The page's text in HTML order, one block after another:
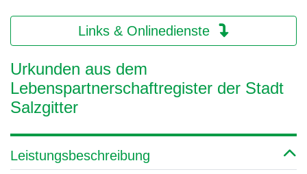
Links & Onlinedienste
Urkunden aus dem
Lebenspartnerschaftregister der Stadt
Salzgitter
Leistungsbeschreibung